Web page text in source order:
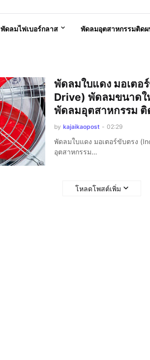
พัดลมไฟเบอร์กลาส พัดลมอุตสาหกรรมติดผ
พัดลมใบแดง มอเตอ
Drive) พัดลมขนาด
พัดลมอุตสาหกรรม ติ
by kajaikaopost - 02:29
พัดลมใบแดง มอเตอร์ขับตรง
อุตสาหกรรม…
โหลดโพสต์เพิ่ม